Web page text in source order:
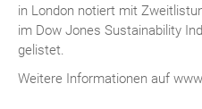
in London notiert mit
im Dow Jones Sustainability
gelistet.
Weitere Informationen auf